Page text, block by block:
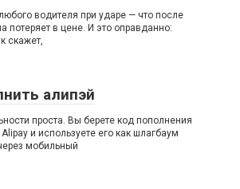
водителя при ударе — что после
потеряет в цене. И это оправданно:
скажет,
алипэй
проста. Вы берете код пополнения
и используете его как шлагбаум
мобильный